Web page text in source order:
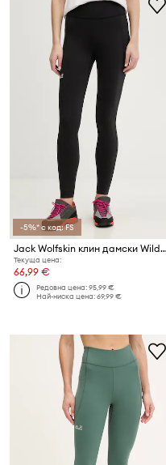
-5%* с код: FS
Jack Wolfskin клин дамски Wildstride
Текуща цена:
66,99 €
Редовна цена:95,99 €
Най-ниска цена:69,99 €